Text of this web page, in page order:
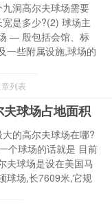
洞高尔夫球场需要
是多少?(2) 球场主
— 殷包括会馆、标
一些附属设施,球场的
列表
球场占地面积
的高尔夫球场在哪?
个球场的话就是 目前
夫球场是设在美国马
球场,长7609米,它规